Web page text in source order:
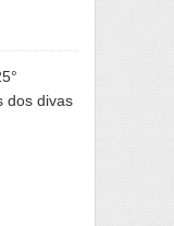
dos divas